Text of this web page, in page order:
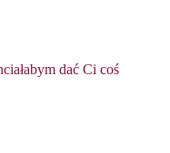
dać Ci coś